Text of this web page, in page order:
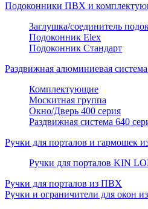
Подоконники ПВХ и
Заглушка/соединитель
Подоконник Elex
Подоконник Стандарт
Раздвижная алюминиевая
Комплектующие
Москитная группа
Окно/Дверь 400 серия
Раздвижная система 640
Ручки для порталов и гармошек
Ручки для порталов KIN
Ручки для порталов из ПВХ
Ручки и ограничители для окон